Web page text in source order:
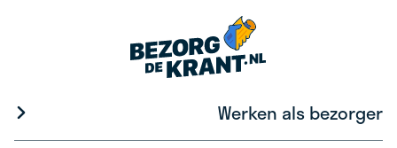
Werken als bezorger